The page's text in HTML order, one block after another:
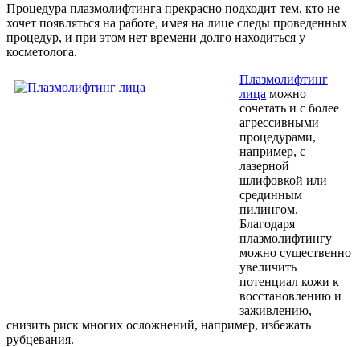
Процедура плазмолифтинга прекрасно подходит тем, кто не
хочет появляться на работе, имея на лице следы проведенных
процедур, и при этом нет времени долго находиться у
косметолога.
Плазмолифтинг
лица можно
сочетать и с более
агрессивными
процедурами,
например, с
лазерной
шлифовкой или
срединным
пилингом.
Благодаря
плазмолифтингу
можно существенно
увеличить
потенциал кожи к
восстановлению и
заживлению,
снизить риск многих осложнений, например, избежать
рубцевания.